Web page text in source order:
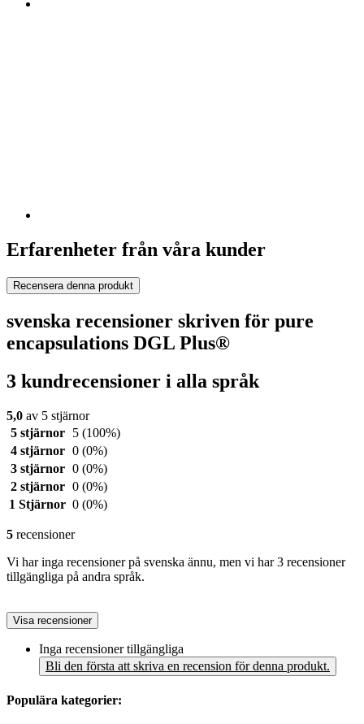
Erfarenheter från våra kunder
Recensera denna produkt
svenska recensioner skriven för pure
encapsulations DGL Plus®
3 kundrecensioner i alla språk
5,0 av 5 stjärnor
5 stjärnor
5 (100%)
4 stjärnor 0 (0%)
3 stjärnor 0 (0%)
2 stjärnor 0 (0%)
1 Stjärnor 0 (0%)
5 recensioner
Vi har inga recensioner på svenska ännu, men vi har 3 recensioner
tillgängliga på andra språk.
Visa recensioner
Inga recensioner tillgängliga
Bli den första att skriva en recension för denna produkt.
Populära kategorier: